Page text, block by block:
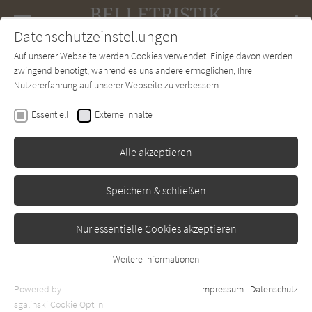
SUCHE Forum Charts Newsletter
Anne Müller
Interview mit Anne Müller auf derBelletristik-Couch
Alle Themen anzeigen
Datenschutzeinstellungen
Auf unserer Webseite werden Cookies verwendet. Einige davon werden
zwingend benötigt, während es uns andere ermöglichen, Ihre
Nutzererfahrung auf unserer Webseite zu verbessern.
Essentiell Externe Inhalte
Alle akzeptieren
Speichern & schließen
Nur essentielle Cookies akzeptieren
Essentielle Cookies werden für grundlegende Funktionen der
Webseite benötigt. Dadurch ist gewährleistet, dass die Webseite
Weitere Informationen
Powered by
sgalinski Cookie Opt In
Impressum | Datenschutz